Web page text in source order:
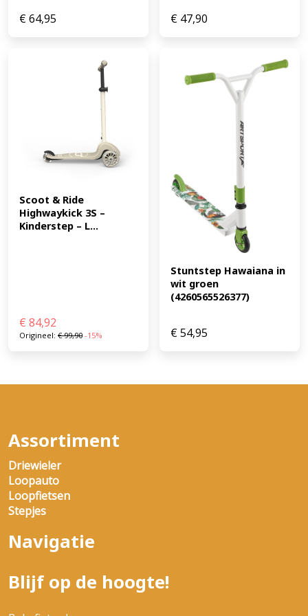
seconden stilstaat, gaat de verlichting automatisch uit.
op te rapen. De metalen schijven kleven als magneten
onder de voetsteun. Met de magnetische accessoires
kun je van de step een behendigheidsspel maken. (EAN:
€64,95 € 47,90
Scoot & Ride
Highwaykick 3S –
Kinderstep – L...
€ 84,92
Origineel: €99,90 -15%
Stuntstep Hawaiana in
wit groen
(4260565526377)
€54,95
Assortiment
Driewieler
Loopauto
Loopfietsen
Stepjes
Navigatie
Blijf op de hoogte!